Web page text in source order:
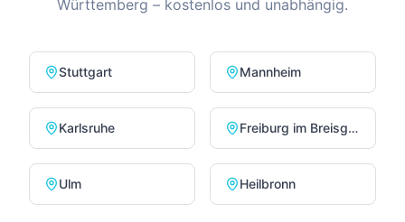
Württemberg – kostenlos und unabhängig.
Stuttgart Mannheim
Karlsruhe Freiburg im Breisgau
Ulm Heilbronn